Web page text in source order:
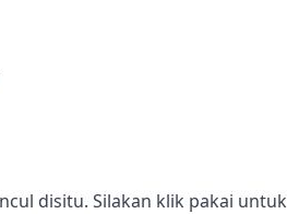
disitu. Silakan klik pakai untuk